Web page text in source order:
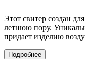
Этот свитер создан
летнюю пору.
придает изделию
Подробнее